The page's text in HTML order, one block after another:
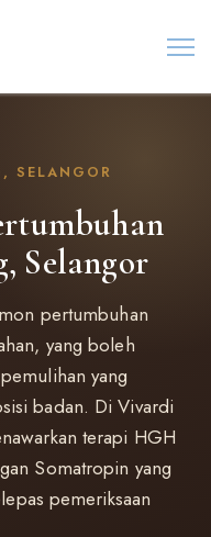
SELANGOR
Selangor
pertumbuhan
yang boleh
yang
badan. Di Vivardi
terapi HGH
Somatropin yang
pemeriksaan